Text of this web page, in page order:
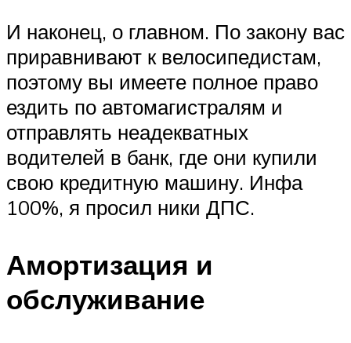
И наконец, о главном. По закону вас
приравнивают к велосипедистам,
поэтому вы имеете полное право
ездить по автомагистралям и
отправлять неадекватных
водителей в банк, где они купили
свою кредитную машину. Инфа
100%, я просил ники ДПС.
Амортизация и
обслуживание